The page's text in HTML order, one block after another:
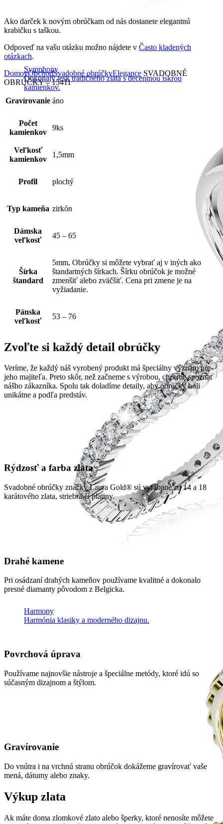
Symphony
Dokonalý lesk tradičného zlata s decentnou iskrou
kamienkov.
Harmony
Harmónia klasiky a moderného dizajnu.
Ako darček k novým obrúčkam od nás dostanete elegantnú
krabičku s taškou.
Odpoveď na vašu otázku možno nájdete v Často kladených
otázkach.
DomovObchodSvadobné obrúčkyElegance SVADOBNÉ
OBRÚČKY – 15411
Gravírovanie áno
Počet
kamienkov
9ks
Veľkosť
kamienkov
1,5mm
Profil plochý
Typ kameňa zirkón
Dámska
veľkosť
45 – 65
Šírka
štandard
5mm, Obrúčky si môžete vybrať aj v iných ako
štandartných šírkach. Šírku obrúčok je možné
zmenšiť alebo zväčšiť. Cena pri zmene je na
vyžiadanie.
Pánska
veľkosť
53 – 76
Zvoľte si každý detail obrúčky
Veríme, že každý náš vyrobený produkt má špeciálny význam pre
jeho majiteľa. Preto skôr, než začneme s výrobou, chceme spoznať
nášho zákazníka. Spolu tak doladíme detaily, aby obrúčky boli
unikátne a podľa predstáv.
Rýdzosť a farba zlata
Svadobné obrúčky značky Laura Gold® sú vyrábané zo 14 a 18
karátového zlata, striebra či platiny.
Drahé kamene
Pri osádzaní drahých kameňov používame kvalitné a dokonalo
presné diamanty pôvodom z Belgicka.
Povrchová úprava
Používame najnovšie nástroje a špeciálne metódy, ktoré idú so
súčasným dizajnom a štýlom.
Gravírovanie
Do vnútra i na vrchnú stranu obrúčok dokážeme gravírovať vaše
mená, dátumy alebo znaky.
Výkup zlata
Ak máte doma zlomkové zlato alebo šperky, ktoré nenosíte môžete